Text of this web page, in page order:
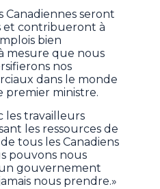
Canadiennes seront
et contribueront à
bien
mesure que nous
nos
dans le monde
premier ministre.
les travailleurs
les ressources de
tous les Canadiens
pouvons nous
gouvernement
nous prendre.»